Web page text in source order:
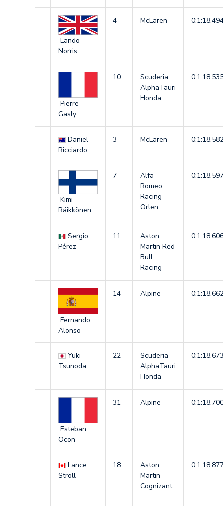
Lando
Norris
4 McLaren 0:1:18.494
Pierre
Gasly
10
Scuderia
AlphaTauri
Honda
0:1:18.535
Daniel
Ricciardo
3 McLaren 0:1:18.582
Kimi
Räikkönen
7
Alfa
Romeo
Racing
Orlen
0:1:18.597
Sergio
Pérez
11
Aston
Martin Red
Bull
Racing
0:1:18.606
Fernando
Alonso
14 Alpine 0:1:18.662
Yuki
Tsunoda
22
Scuderia
AlphaTauri
Honda
0:1:18.673
Esteban
Ocon
31 Alpine 0:1:18.700
Lance
Stroll
18
Aston
Martin
Cognizant
0:1:18.877